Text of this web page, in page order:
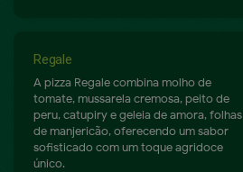
Regale
A pizza Regale combina molho de
tomate, mussarela cremosa, peito de
peru, catupiry e geleia de amora, folhas
de manjericão, oferecendo um sabor
sofisticado com um toque agridoce
único.